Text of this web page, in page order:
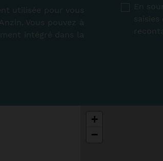
utilisée pour vous
Vous pouvez à
intégré dans la
RGPD *
En
+
−